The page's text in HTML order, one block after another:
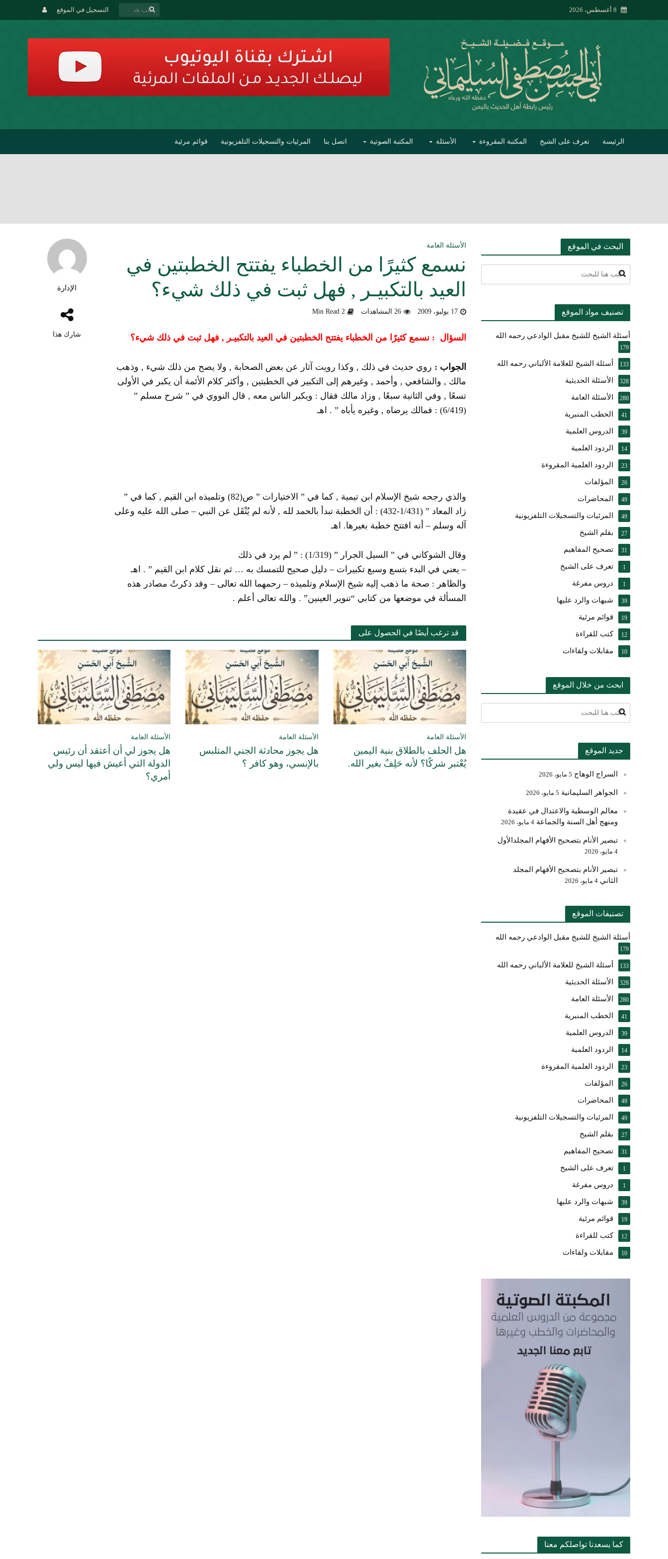
التسجيل في الموقع 8 أغسطس، 2026
الرئيسة تعرف على الشيخ المكتبة المقروءة الأسئلة المكتبة الصوتية اتصل بنا المرئيات والتسجيلات التلفزيونية قوائم مرئية
التعليق على ميثاق العمل الدعوي بين علماء ودعاة اليمن (صوت)
أسئلة عبدالله السليماني الحديثية للشيخ المحدث أبي الحسن السليماني
بيان بشأن حادث نيوزلندا الإرهابي
حقيقة موقف الشيخ الألباني رحمه الله من أخطاء الجماعات الإسلامية
شرح الضوابط الفقهية في التعامل مع المخالف – صوت
النصيحة والتبيان لأهل السودان
الإدارة
شارك هذا
الأسئلة العامة
نسمع كثيرًا من الخطباء يفتتح الخطبتين في
العيد بالتكبيـر , فهل ثبت في ذلك شيء؟
17 يوليو، 2009 26 المشاهدات 2 Min Read
السؤال : نسمع كثيرًا من الخطباء يفتتح الخطبتين في العيد بالتكبيـر , فهل ثبت في ذلك شيء؟
الجواب : روي حديث في ذلك , وكذا رويت آثار عن بعض الصحابة , ولا يصح من ذلك شيء , وذهب
مالك , والشافعي , وأحمد , وغيرهم إلى التكبير في الخطبتين , وأكثر كلام الأئمة أن يكبر في الأولى
تسعًا , وفي الثانية سبعًا , وزاد مالك فقال : ويكبر الناس معه , قال النووي في ” شرح مسلم ”
(6/419) : فمالك يرضاه , وغيره يأباه ” . اهـ
والذي رجحه شيخ الإسلام ابن تيمية , كما في ” الاختيارات ” ص(82) وتلميذه ابن القيم , كما في ”
زاد المعاد ” (1/431-432) : أن الخطبة تبدأ بالحمد لله , لأنه لم يُنْقَل عن النبي – صلى الله عليه وعلى
آله وسلم – أنه افتتح خطبة بغيرها. اهـ
وقال الشوكاني في ” السيل الجرار ” (1/319) : ” لم يرد في ذلك
– يعني في البدء بتسع وسبع تكبيرات – دليل صحيح للتمسك به … ثم نقل كلام ابن القيم ” . اهـ
والظاهر : صحة ما ذهب إليه شيخ الإسلام وتلميذه – رحمهما الله تعالى – وقد ذكرتُ مصادر هذه
المسألة في موضعها من كتابي “تنوير العينين” . والله تعالى أعلم .
قد ترغب أيضًا في الحصول على
الأسئلة العامة
هل الحلف بالطلاق بنية اليمين
يُعْتبر شركًا؟ لأنه حَلِفٌ بغير الله.
الأسئلة العامة
هل يجوز محادثة الجني المتلبس
بالإنسي، وهو كافر ؟
الأسئلة العامة
هل يجوز لي أن أعتقد أن رئيس
الدولة التي أعيش فيها ليس ولي
أمري؟
البحث في الموقع
تصنيف مواد الموقع
أسئلة الشيخ للشيخ مقبل الوادعي رحمه الله
179
أسئلة الشيخ للعلامة الألباني رحمه الله 133
الأسئلة الحديثية 328
الأسئلة العامة 280
الخطب المنبرية 41
الدروس العلمية 39
الردود العلمية 14
الردود العلمية المقروءة 23
المؤلفات 26
المحاضرات 49
المرئيات والتسجيلات التلفزيونية 49
بقلم الشيخ 27
تصحيح المفاهيم 31
تعرف على الشيخ 1
دروس مفرغة 1
شبهات والرد عليها 39
قوائم مرئية 19
كتب للقراءة 12
مقابلات ولقاءات 10
ابحث من خلال الموقع
جديد الموقع
السراج الوهاج 5 مايو، 2026
الجواهر السليمانية 5 مايو، 2026
معالم الوسطية والاعتدال في عقيدة
ومنهج أهل السنة والجماعة 4 مايو، 2026
تبصير الأنام بتصحيح الأفهام المجلدالأول
4 مايو، 2026
تبصير الأنام بتصحيح الأفهام المجلد
الثاني 4 مايو، 2026
تصنيفات الموقع
أسئلة الشيخ للشيخ مقبل الوادعي رحمه الله
179
أسئلة الشيخ للعلامة الألباني رحمه الله 133
الأسئلة الحديثية 328
الأسئلة العامة 280
الخطب المنبرية 41
الدروس العلمية 39
الردود العلمية 14
الردود العلمية المقروءة 23
المؤلفات 26
المحاضرات 49
المرئيات والتسجيلات التلفزيونية 49
بقلم الشيخ 27
تصحيح المفاهيم 31
تعرف على الشيخ 1
دروس مفرغة 1
شبهات والرد عليها 39
قوائم مرئية 19
كتب للقراءة 12
مقابلات ولقاءات 10
كما يسعدنا تواصلكم معنا